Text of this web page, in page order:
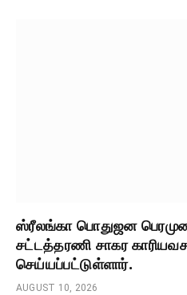
ஸ்ரீலங்கா பொதுஜன
சட்டத்தரணி சாகர
செய்யப்பட்டுள்ளார்.
AUGUST 10, 2026